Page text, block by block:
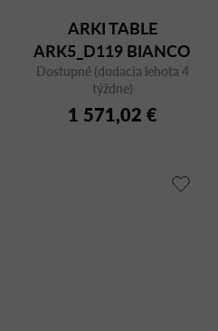
ARKI TABLE
ARK5_D119 BIANCO
Dostupné (dodacia lehota 4
týždne)
1 571,02 €